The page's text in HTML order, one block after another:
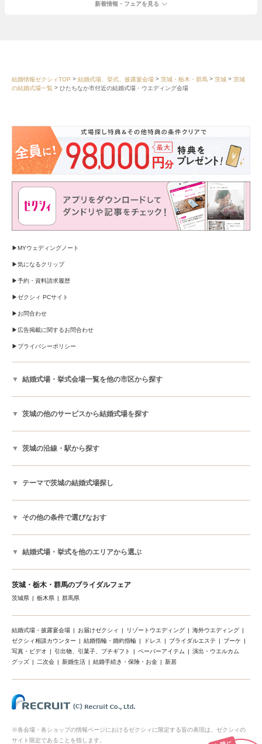
新着情報・フェアを見る
結婚情報ゼクシィTOP 結婚式場、挙式、披露宴会場 茨城・栃木・群馬 茨城
茨城
の結婚式場一覧
ひたちなか市付近の結婚式場・ウエディング会場
MYウェディングノート
気になるクリップ
予約・資料請求履歴
ゼクシィ PCサイト
お問合わせ
広告掲載に関するお問合わせ
プライバシーポリシー
結婚式場・挙式会場一覧を他の市区から探す
茨城の他のサービスから結婚式場を探す
茨城の沿線・駅から探す
テーマで茨城の結婚式場探し
その他の条件で選びなおす
結婚式場・挙式を他のエリアから選ぶ
茨城・栃木・群馬のブライダルフェア
茨城県 栃木県 群馬県
結婚式場・披露宴会場 お届けゼクシィ リゾートウエディング
海外ウエディング
ゼクシィ相談カウンター
結婚指輪・婚約指輪 ドレス ブライダルエステ
ブーケ
写真・ビデオ
引出物、引菓子、プチギフト ペーパーアイテム
演出・ウエルカム
グッズ
二次会 新婚生活 結婚手続き・保険・お金 新居
※各会場・各ショップの情報ページにおけるゼクシィに限定する旨の表現は、ゼクシィの
サイト限定であることを指します。